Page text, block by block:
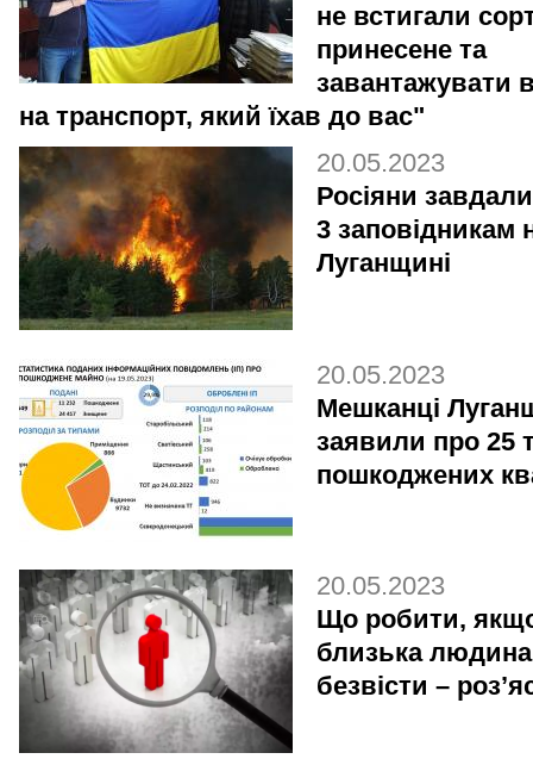
не встигали
принесене та
завантажувати
на транспорт, який їхав до вас"
20.05.2023
Росіяни
3 заповідникам
Луганщині
20.05.2023
Мешканці
заявили про 25
пошкоджених
20.05.2023
Що робити,
близька
безвісти –